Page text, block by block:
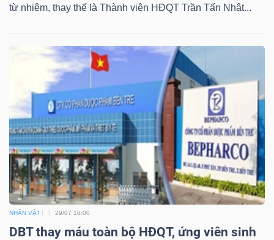
từ nhiệm, thay thế là Thành viên HĐQT Trần Tấn Nhật...
NHÂN VẬT 29/07 16:00
DBT thay máu toàn bộ HĐQT, ứng viên sinh